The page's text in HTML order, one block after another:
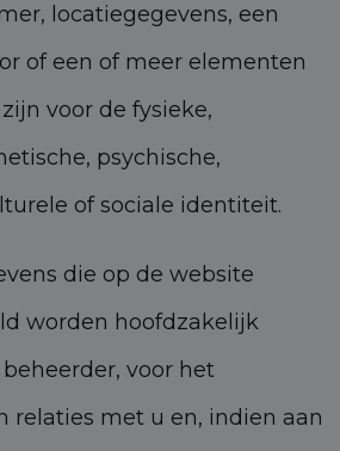
locatiegegevens, een
of een of meer elementen
voor de fysieke,
psychische,
of sociale identiteit.
die op de website
worden hoofdzakelijk
voor het
relaties met u en, indien aan